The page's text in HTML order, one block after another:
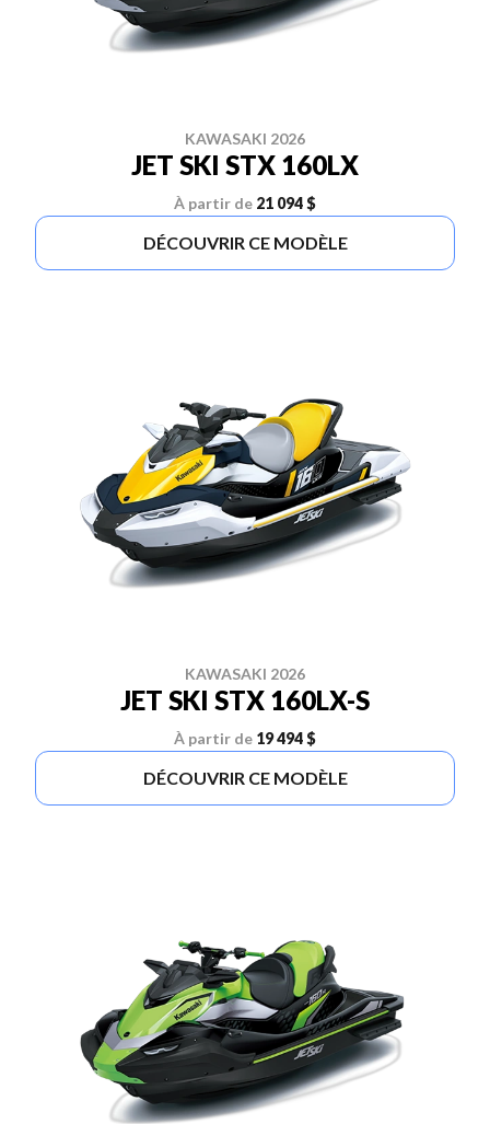
KAWASAKI 2026
JET SKI STX 160LX
À partir de 21 094 $
DÉCOUVRIR CE MODÈLE
KAWASAKI 2026
JET SKI STX 160LX-S
À partir de 19 494 $
DÉCOUVRIR CE MODÈLE